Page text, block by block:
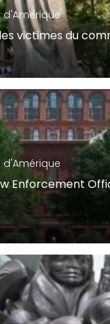
d'Amérique
victimes du
d'Amérique
Enforcement